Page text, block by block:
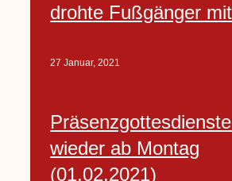
drohte Fußgänger
27 Januar, 2021
wieder ab Montag
(01.02.2021)